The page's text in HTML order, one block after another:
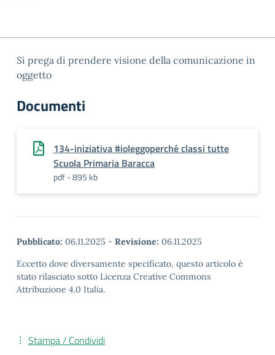
Si prega di prendere visione della comunicazione in
oggetto
Documenti
134-iniziativa #ioleggoperché classi tutte
Scuola Primaria Baracca
pdf - 895 kb
Pubblicato: 06.11.2025 - Revisione: 06.11.2025
Eccetto dove diversamente specificato, questo articolo è
stato rilasciato sotto Licenza Creative Commons
Attribuzione 4.0 Italia.
Stampa / Condividi